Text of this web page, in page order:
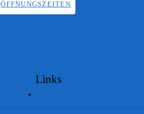
ÖFFNUNGSZEITEN
Links